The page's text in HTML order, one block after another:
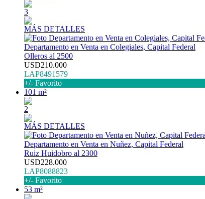
3
MÁS DETALLES
Departamento en Venta en Colegiales, Capital Federal
Olleros al 2500
USD210.000
LAP8491579
+/- Favorito
101 m²
2
MÁS DETALLES
Departamento en Venta en Nuñez, Capital Federal
Ruiz Huidobro al 2300
USD228.000
LAP8088823
+/- Favorito
53 m²